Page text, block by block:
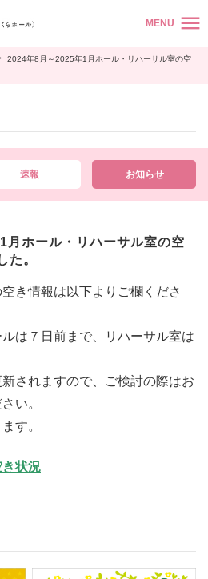
MENU
2024年8月～2025年1月ホール・リハーサル室の空
速報 お知らせ
ホール・リハーサル室の空
た。
き情報は以下よりご欄くださ
は７日前まで、リハーサル室は
されますので、ご検討の際はお
い。
す。
状況